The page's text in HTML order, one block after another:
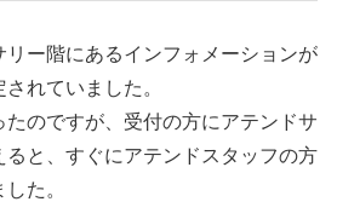
ー階にあるインフォメーションが
れていました。
のですが、受付の方にアテンドサ
ると、すぐにアテンドスタッフの方
た。